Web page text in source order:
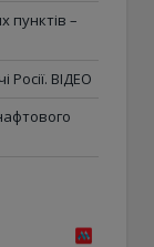
пунктів –
Росії. ВІДЕО